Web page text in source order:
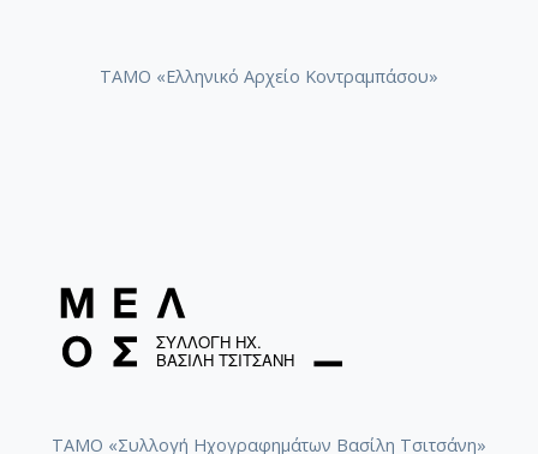
ΤΑΜΟ «Ελληνικό Αρχείο Κοντραμπάσου»
ΤΑΜΟ «Συλλογή Ηχογραφημάτων Βασίλη Τσιτσάνη»